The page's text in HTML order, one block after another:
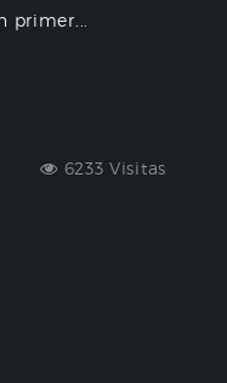
6233 Visitas